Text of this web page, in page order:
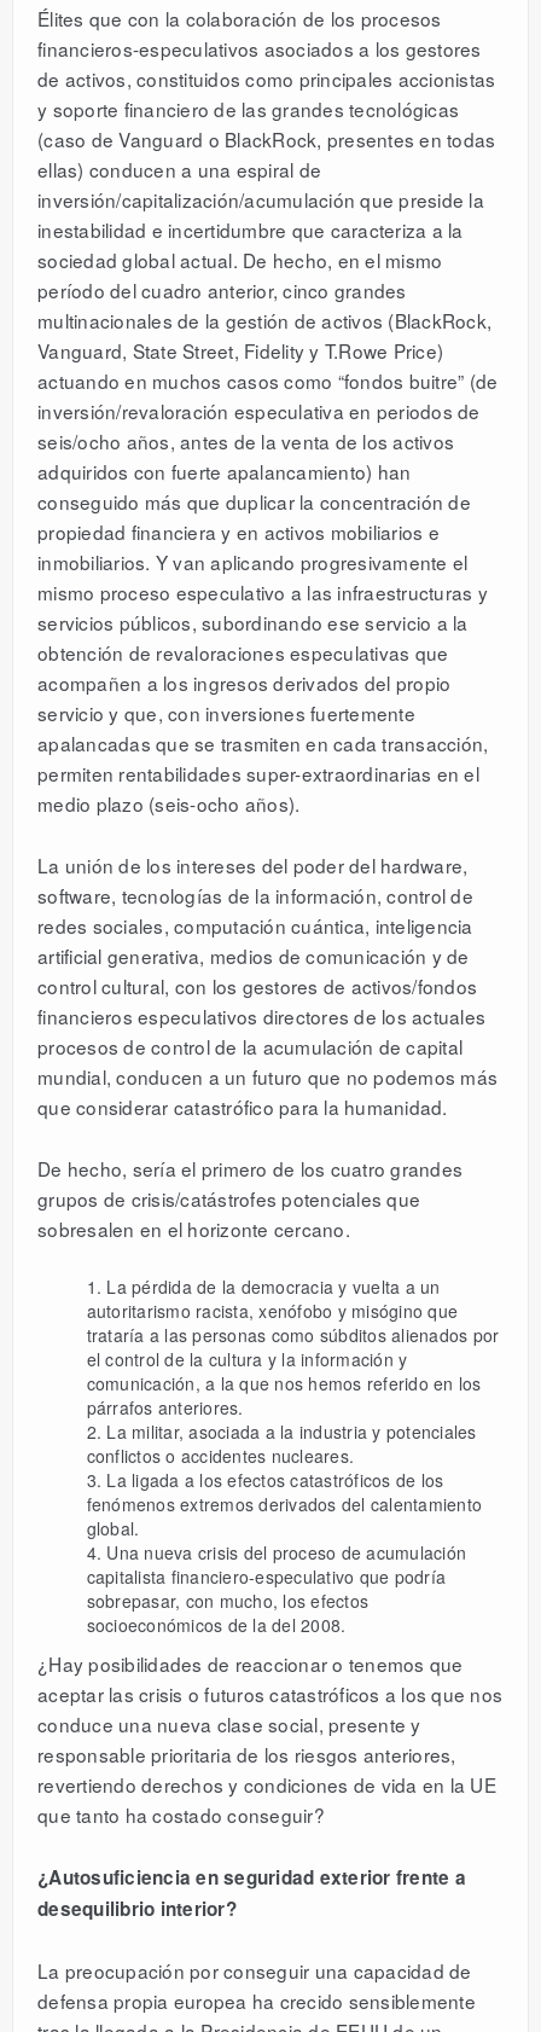
Élites que con la colaboración de los procesos
financieros-especulativos asociados a los gestores
de activos, constituidos como principales accionistas
y soporte financiero de las grandes tecnológicas
(caso de Vanguard o BlackRock, presentes en todas
ellas) conducen a una espiral de
inversión/capitalización/acumulación que preside la
inestabilidad e incertidumbre que caracteriza a la
sociedad global actual. De hecho, en el mismo
período del cuadro anterior, cinco grandes
multinacionales de la gestión de activos (BlackRock,
Vanguard, State Street, Fidelity y T.Rowe Price)
actuando en muchos casos como “fondos buitre” (de
inversión/revaloración especulativa en periodos de
seis/ocho años, antes de la venta de los activos
adquiridos con fuerte apalancamiento) han
conseguido más que duplicar la concentración de
propiedad financiera y en activos mobiliarios e
inmobiliarios. Y van aplicando progresivamente el
mismo proceso especulativo a las infraestructuras y
servicios públicos, subordinando ese servicio a la
obtención de revaloraciones especulativas que
acompañen a los ingresos derivados del propio
servicio y que, con inversiones fuertemente
apalancadas que se trasmiten en cada transacción,
permiten rentabilidades super-extraordinarias en el
medio plazo (seis-ocho años).
La unión de los intereses del poder del hardware,
software, tecnologías de la información, control de
redes sociales, computación cuántica, inteligencia
artificial generativa, medios de comunicación y de
control cultural, con los gestores de activos/fondos
financieros especulativos directores de los actuales
procesos de control de la acumulación de capital
mundial, conducen a un futuro que no podemos más
que considerar catastrófico para la humanidad.
De hecho, sería el primero de los cuatro grandes
grupos de crisis/catástrofes potenciales que
sobresalen en el horizonte cercano.
La pérdida de la democracia y vuelta a un
autoritarismo racista, xenófobo y misógino que
trataría a las personas como súbditos alienados por
el control de la cultura y la información y
comunicación, a la que nos hemos referido en los
párrafos anteriores.
La militar, asociada a la industria y potenciales
conflictos o accidentes nucleares.
La ligada a los efectos catastróficos de los
fenómenos extremos derivados del calentamiento
global.
Una nueva crisis del proceso de acumulación
capitalista financiero-especulativo que podría
sobrepasar, con mucho, los efectos
socioeconómicos de la del 2008.
¿Hay posibilidades de reaccionar o tenemos que
aceptar las crisis o futuros catastróficos a los que nos
conduce una nueva clase social, presente y
responsable prioritaria de los riesgos anteriores,
revertiendo derechos y condiciones de vida en la UE
que tanto ha costado conseguir?
¿Autosuficiencia en seguridad exterior frente a
desequilibrio interior?
La preocupación por conseguir una capacidad de
defensa propia europea ha crecido sensiblemente